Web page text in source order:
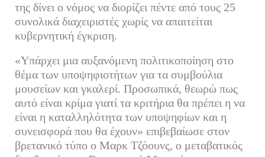
της δίνει ο νόμος να διορίζει πέντε από τους 25
συνολικά διαχειριστές χωρίς να απαιτείται
κυβερνητική έγκριση.
«Υπάρχει μια αυξανόμενη πολιτικοποίηση στο
θέμα των υποψηφιοτήτων για τα συμβούλια
μουσείων και γκαλερί. Προσωπικά, θεωρώ πως
αυτό είναι κρίμα γιατί τα κριτήρια θα πρέπει η να
είναι η καταλληλότητα των υποψηφίων και η
συνεισφορά που θα έχουν» επιβεβαίωσε στον
βρετανικό τύπο ο Μαρκ Τζόουνς, ο μεταβατικός